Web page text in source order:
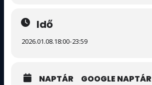
Idő
2026.01.08.18:00-23:59
NAPTÁR GOOGLE NAPTÁR